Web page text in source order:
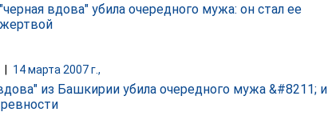
вдова" убила очередного мужа: он стал ее
14 марта 2007 г.,
из Башкирии убила очередного мужа &#8211; и